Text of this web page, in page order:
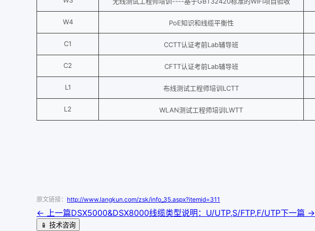
W4 PoE知识和线缆平衡性
C1 CCTT认证考前Lab辅导班
C2 CFTT认证考前Lab辅导班
L1 布线测试工程师培训LCTT
L2 WLAN测试工程师培训LWTT
原文链接： http://www.langkun.com/zsk/info_35.aspx?itemid=311
← 上一篇DSX5000&DSX8000线缆类型说明：U/UTP,S/FTP,F/UTP下一篇 →
📱 技术咨询